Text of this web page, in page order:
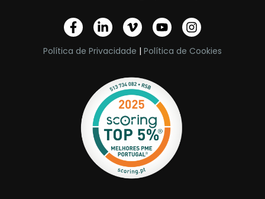
F
a
c
e
L
i
n
k
d
n
-
i
n
V
i
m
e
-
v
Y
o
u
t
b
e
I
n
s
t
Política de Privacidade | Política de Cookies